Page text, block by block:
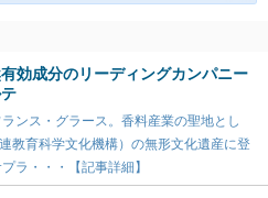
効成分のリーディングカンパニー
ンス・グラース。香料産業の聖地とし
教育科学文化機構）の無形文化遺産に登
ラ・・・【記事詳細】